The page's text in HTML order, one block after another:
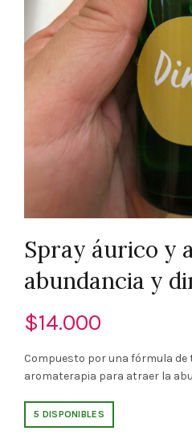
Spray áurico y
abundancia y
$14.000
Compuesto por una fórmula de
aromaterapia para atraer la
5 DISPONIBLES